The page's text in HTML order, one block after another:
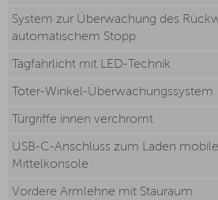
System zur Überwachung des
automatischem Stopp
Tagfahrlicht mit LED-Technik
Toter-Winkel-Überwachungssystem
Türgriffe innen verchromt
USB-C-Anschluss zum Laden
Mittelkonsole
Vordere Armlehne mit Stauraum